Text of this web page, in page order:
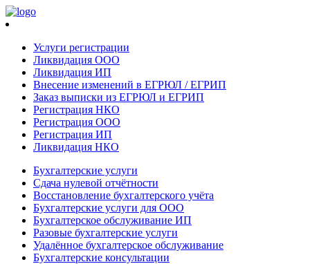
Услуги регистрации
Ликвидация ООО
Ликвидация ИП
Внесение изменений в ЕГРЮЛ / ЕГРИП
Заказ выписки из ЕГРЮЛ и ЕГРИП
Регистрация НКО
Регистрация ООО
Регистрация ИП
Ликвидация НКО
Бухгалтерские услуги
Сдача нулевой отчётности
Восстановление бухгалтерского учёта
Бухгалтерские услуги для ООО
Бухгалтерское обслуживание ИП
Разовые бухгалтерские услуги
Удалённое бухгалтерское обслуживание
Бухгалтерские консультации